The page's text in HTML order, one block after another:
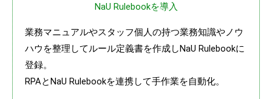
NaU Rulebookを導入
業務マニュアルやスタッフ個人の持つ業務知識やノウ
ハウを整理してルール定義書を作成しNaU Rulebookに
登録。
RPAとNaU Rulebookを連携して手作業を自動化。